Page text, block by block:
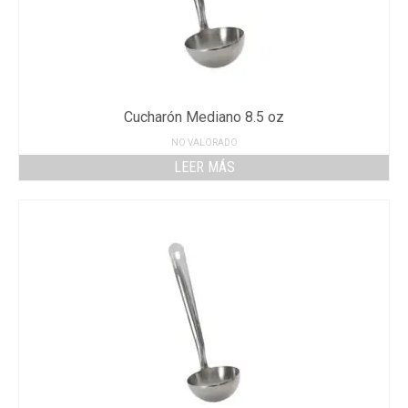
Cucharón Mediano 8.5 oz
NO VALORADO
LEER MÁS